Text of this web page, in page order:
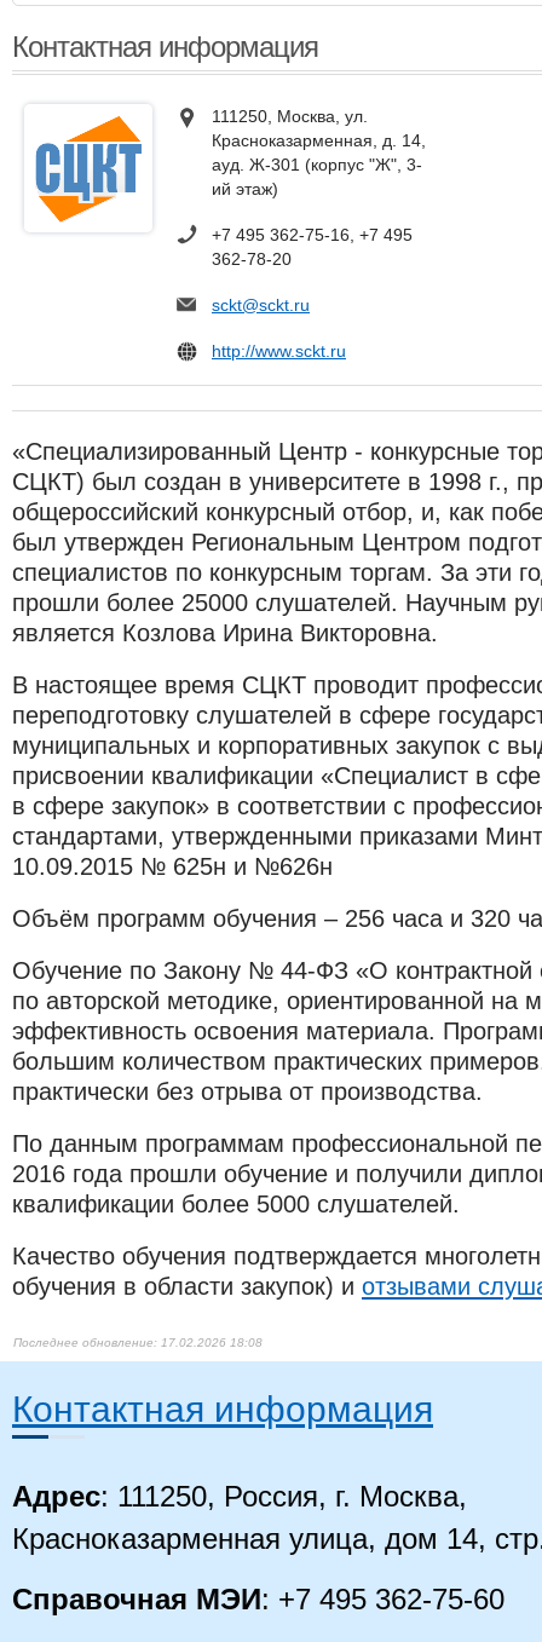
Контактная информация
111250, Москва, ул.
Красноказарменная, д. 14,
ауд. Ж-301 (корпус "Ж", 3-
ий этаж)
+7 495 362-75-16, +7 495
362-78-20
sckt@sckt.ru
http://www.sckt.ru
«Специализированный Центр - конкурсные
СЦКТ) был создан в университете в 1998 г.,
общероссийский конкурсный отбор, и, как
был утвержден Региональным Центром
специалистов по конкурсным торгам. За эти
прошли более 25000 слушателей. Научным
является Козлова Ирина Викторовна.
В настоящее время СЦКТ проводит
переподготовку слушателей в сфере
муниципальных и корпоративных закупок с
присвоении квалификации «Специалист в
в сфере закупок» в соответствии с
стандартами, утвержденными приказами
10.09.2015 № 625н и №626н
Объём программ обучения – 256 часа и 320
Обучение по Закону № 44-ФЗ «О контрактной
по авторской методике, ориентированной на
эффективность освоения материала.
большим количеством практических
практически без отрыва от производства.
По данным программам профессиональной
2016 года прошли обучение и получили
квалификации более 5000 слушателей.
Качество обучения подтверждается
обучения в области закупок) и отзывами
17.02.2026 18:08
Контактная информация
Адрес: 111250, Россия, г. Москва,
Красноказарменная улица, дом 14,
Справочная МЭИ: +7 495 362-75-60